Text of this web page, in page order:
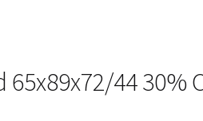
44 30%